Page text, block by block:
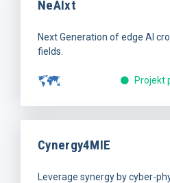
NeAIxt
Next Generation of edge AI
fields.
Projekt
Cynergy4MIE
Leverage synergy by cyber-